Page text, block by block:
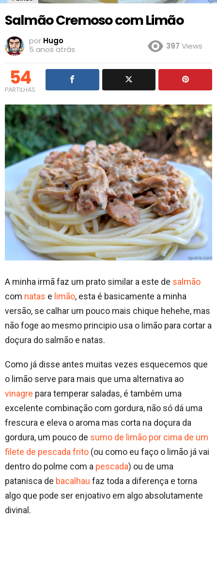
Salmão Cremoso com Limão
por Hugo
5 anos atrás
397 Views
54
PARTILHAS
A minha irmã faz um prato similar a este de salmão
com natas e limão, esta é basicamente a minha
versão, se calhar um pouco mais chique hehehe, mas
não foge ao mesmo principio usa o limão para cortar a
doçura do salmão e natas.
Como já disse antes muitas vezes esquecemos que
o limão serve para mais que uma alternativa ao
vinagre para temperar saladas, é também uma
excelente combinação com gordura, não só dá uma
frescura e eleva o aroma mas corta na doçura da
gordura, um pouco de sumo de limão por cima de um
filete de pescada frito (ou como eu faço o limão já vai
dentro do polme com a pescada) ou de uma
patanisca de bacalhau faz toda a diferença e torna
algo que pode ser enjoativo em algo absolutamente
divinal.